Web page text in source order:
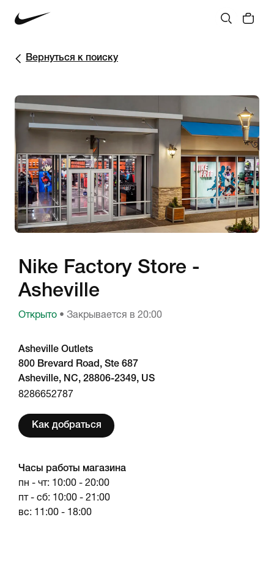
Вернуться к поиску
Nike Factory Store -
Asheville
Открыто • Закрывается в 20:00
Asheville Outlets
800 Brevard Road, Ste 687
Asheville, NC, 28806-2349, US
8286652787
Как добраться
Часы работы магазина
пн - чт: 10:00 - 20:00
пт - сб: 10:00 - 21:00
вс: 11:00 - 18:00